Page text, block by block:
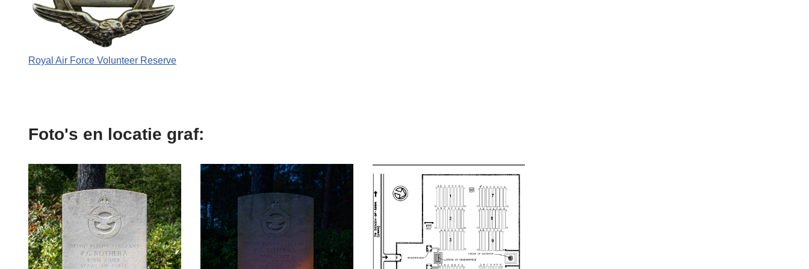
Royal Air Force Volunteer Reserve
Foto's en locatie graf: